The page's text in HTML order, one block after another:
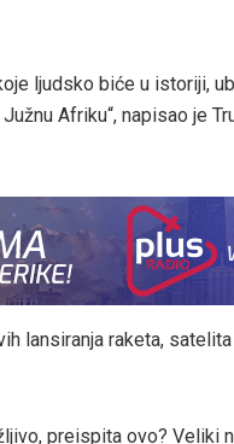
ljudsko biće u istoriji,
Afriku“, napisao je
lansiranja raketa,
preispita ovo? Veliki